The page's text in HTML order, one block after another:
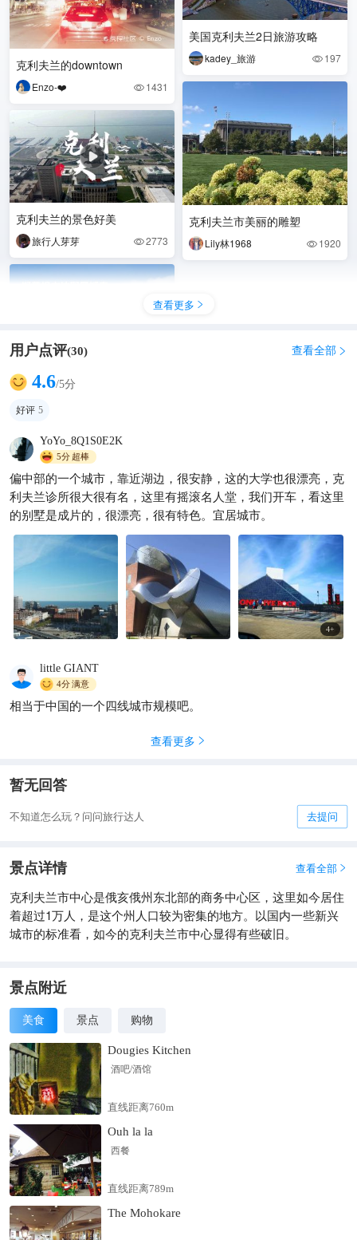
克利夫兰的downtown
Enzo-❤️  1431
克利夫兰的景色好美
旅行人芽芽 2773
克里夫兰：好菜坞大片城市取
景地，拥有四支大联盟联业球
队 观海听涛tour  5675
美国克利夫兰2日旅游攻略
kadey_旅游  197
克利夫兰市美丽的雕塑
Lily林1968  1920
查看更多 
用户点评(30) 查看全部 
4.6/5分
好评 5
YoYo_8Q1S0E2K
5分超棒
偏中部的一个城市，靠近湖边，很安静，这的大学也很漂亮，克
利夫兰诊所很大很有名，这里有摇滚名人堂，我们开车，看这里
的别墅是成片的，很漂亮，很有特色。宜居城市。
4+
little GIANT
4分满意
相当于中国的一个四线城市规模吧。
查看更多 
暂无回答
不知道怎么玩？问问旅行达人 去提问
景点详情 查看全部 
克利夫兰市中心是俄亥俄州东北部的商务中心区，这里如今居住
着超过1万人，是这个州人口较为密集的地方。以国内一些新兴
城市的标准看，如今的克利夫兰市中心显得有些破旧。
景点附近
美食 景点 购物
Dougies Kitchen
酒吧/酒馆
直线距离760m
Ouh la la
西餐
直线距离789m
The Mohokare